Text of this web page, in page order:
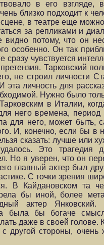
в его
близко подходит к
в театре еще
за репликами и
видно потому, что он
особенно. Он так
чувствуется
Тарковский
не строил личности
эта личность для
Нужно было
в Италии,
него времена, период
для него, может быть,
И, конечно, если бы в
сказать: лучше или
Это трагедия
Но я уверен, что он
главный актер был
С точки зрения
В Кайдановском та
бы иной, более
актер
была бы богаче
даже в своей голове.
с другой стороны,